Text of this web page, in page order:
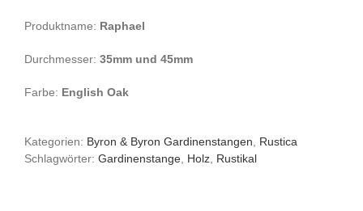
Produktname: Raphael
Durchmesser: 35mm und 45mm
Farbe: English Oak
Kategorien: Byron & Byron Gardinenstangen
Rustica
Schlagwörter: Gardinenstange Holz Rustikal